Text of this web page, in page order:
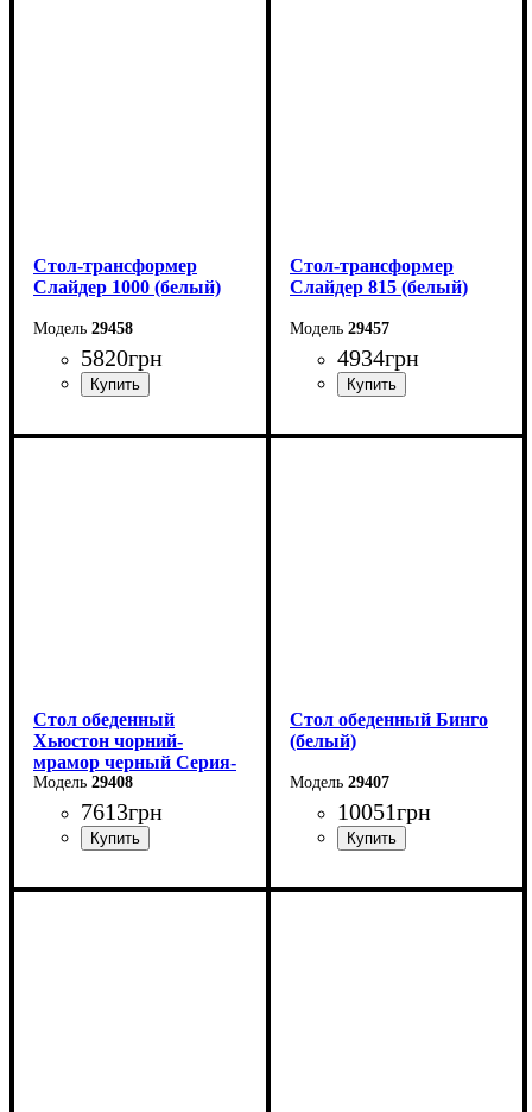
Стол-трансформер
Слайдер 1000 (белый)
29458
5820грн
Длина: 100 (+100) см
Стол-трансформер
Слайдер 815 (белый)
29457
4934грн
Длина: 81,5 (+81,5) см
Стол обеденный
Хьюстон чорний-
мрамор черный Серия-
Фиджи29408
7613грн
Длина: 130 (+40) см
Стол обеденный Бинго
(белый)
29407
10051грн
Ширина: 140 см